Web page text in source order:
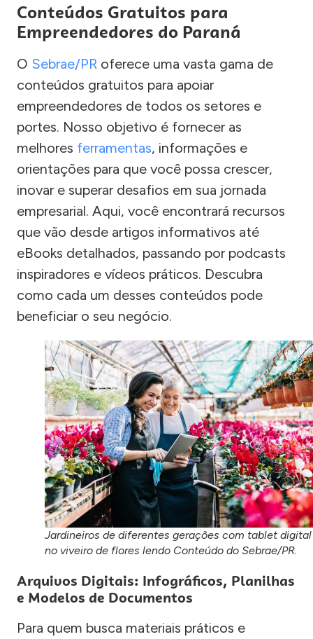
Conteúdos Gratuitos para
Empreendedores do Paraná
O Sebrae/PR oferece uma vasta gama de
conteúdos gratuitos para apoiar
empreendedores de todos os setores e
portes. Nosso objetivo é fornecer as
melhores ferramentas, informações e
orientações para que você possa crescer,
inovar e superar desafios em sua jornada
empresarial. Aqui, você encontrará recursos
que vão desde artigos informativos até
eBooks detalhados, passando por podcasts
inspiradores e vídeos práticos. Descubra
como cada um desses conteúdos pode
beneficiar o seu negócio.
Jardineiros de diferentes gerações com tablet digital
no viveiro de flores lendo Conteúdo do Sebrae/PR.
Arquivos Digitais: Infográficos, Planilhas
e Modelos de Documentos
Para quem busca materiais práticos e